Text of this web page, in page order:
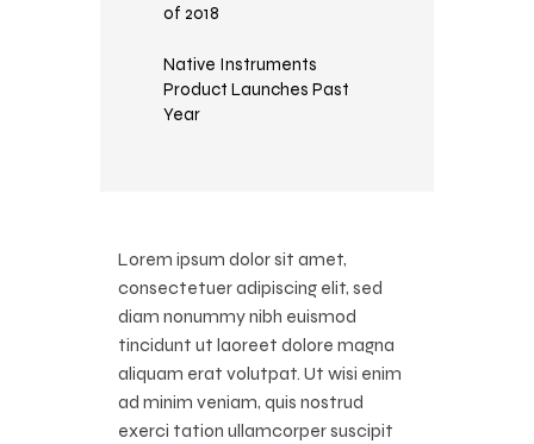
of 2018
Native Instruments
Product Launches Past
Year
Lorem ipsum dolor sit amet,
consectetuer adipiscing elit, sed
diam nonummy nibh euismod
tincidunt ut laoreet dolore magna
aliquam erat volutpat. Ut wisi enim
ad minim veniam, quis nostrud
exerci tation ullamcorper suscipit